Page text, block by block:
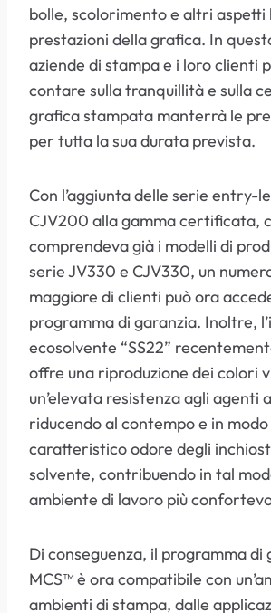
bolle, scolorimento e altri aspetti
prestazioni della grafica. In
aziende di stampa e i loro clienti
contare sulla tranquillità e sulla
grafica stampata manterrà le
per tutta la sua durata prevista.
Con l’aggiunta delle serie entry-
CJV200 alla gamma certificata,
comprendeva già i modelli di
serie JV330 e CJV330, un
maggiore di clienti può ora
programma di garanzia. Inoltre,
ecosolvente “SS22”
offre una riproduzione dei colori
un’elevata resistenza agli agenti
riducendo al contempo e in
caratteristico odore degli
solvente, contribuendo in tal
ambiente di lavoro più
Di conseguenza, il programma di
MCS™ è ora compatibile con
ambienti di stampa, dalle